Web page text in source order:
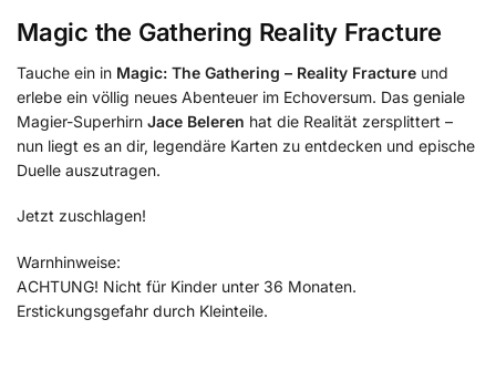
Magic the Gathering Reality Fracture
Tauche ein in Magic: The Gathering – Reality Fracture und
erlebe ein völlig neues Abenteuer im Echoversum. Das geniale
Magier-Superhirn Jace Beleren hat die Realität zersplittert –
nun liegt es an dir, legendäre Karten zu entdecken und epische
Duelle auszutragen.
Jetzt zuschlagen!
Warnhinweise:
ACHTUNG! Nicht für Kinder unter 36 Monaten.
Erstickungsgefahr durch Kleinteile.